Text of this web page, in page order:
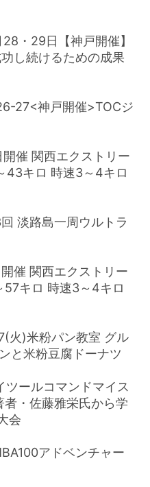
・29日【神戸開催】
し続けるための成果
27<神戸開催>TOCジ
催 関西エクストリー
43キロ 時速3～4キロ
淡路島一周ウルトラ
催 関西エクストリー
57キロ 時速3～4キロ
火)米粉パン教室 グル
と米粉豆腐ドーナツ
ールコマンドマイス
・佐藤雅栄氏から学
会
アドベンチャー